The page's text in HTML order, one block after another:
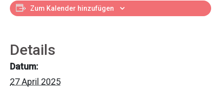
Zum Kalender hinzufügen
Details
Datum:
27 April 2025